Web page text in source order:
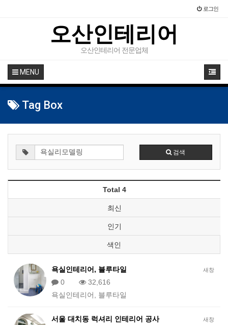
로그인
오산인테리어
오산인테리어 전문업체
MENU
Tag Box
검색
Total 4
최신
인기
색인
새창
욕실인테리어, 블루타일
0
32,616
욕실인테리어, 블루타일
새창
서울 대치동 럭셔리 인테리어 공사